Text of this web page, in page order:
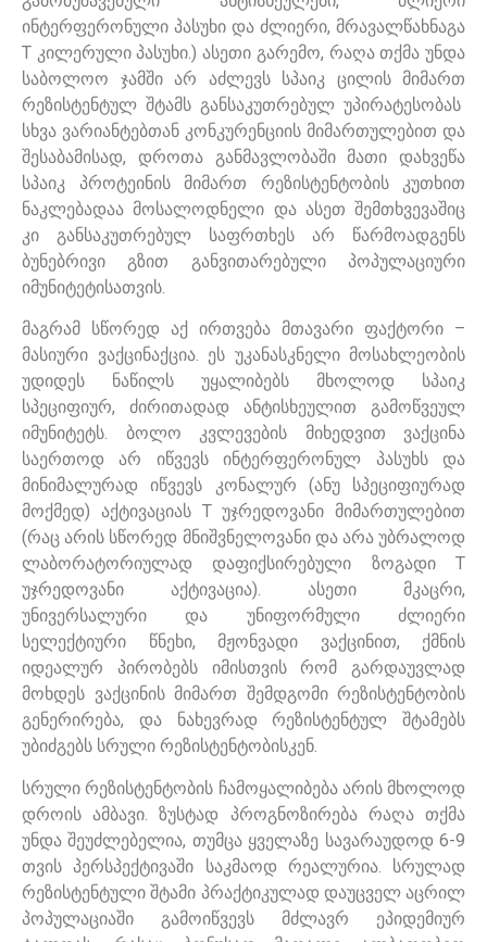
ინტერფერონული პასუხი და ძლიერი, მრავალწახნაგა
T კილერული პასუხი.) ასეთი გარემო, რაღა თქმა უნდა
საბოლოო ჯამში არ აძლევს სპაიკ ცილის მიმართ
რეზისტენტულ შტამს განსაკუთრებულ უპირატესობას
სხვა ვარიანტებთან კონკურენციის მიმართულებით და
შესაბამისად, დროთა განმავლობაში მათი დახვეწა
სპაიკ პროტეინის მიმართ რეზისტენტობის კუთხით
ნაკლებადაა მოსალოდნელი და ასეთ შემთხვევაშიც
კი განსაკუთრებულ საფრთხეს არ წარმოადგენს
ბუნებრივი გზით განვითარებული პოპულაციური
იმუნიტეტისათვის.
მაგრამ სწორედ აქ ირთვება მთავარი ფაქტორი –
მასიური ვაქცინაქცია. ეს უკანასკნელი მოსახლეობის
უდიდეს ნაწილს უყალიბებს მხოლოდ სპაიკ
სპეციფიურ, ძირითადად ანტისხეულით გამოწვეულ
იმუნიტეტს. ბოლო კვლევების მიხედვით ვაქცინა
საერთოდ არ იწვევს ინტერფერონულ პასუხს და
მინიმალურად იწვევს კონალურ (ანუ სპეციფიურად
მოქმედ) აქტივაციას T უჯრედოვანი მიმართულებით
(რაც არის სწორედ მნიშვნელოვანი და არა უბრალოდ
ლაბორატორიულად დაფიქსირებული ზოგადი T
უჯრედოვანი აქტივაცია). ასეთი მკაცრი,
უნივერსალური და უნიფორმული ძლიერი
სელექტიური წნეხი, მჟონვადი ვაქცინით, ქმნის
იდეალურ პირობებს იმისთვის რომ გარდაუვლად
მოხდეს ვაქცინის მიმართ შემდგომი რეზისტენტობის
გენერირება, და ნახევრად რეზისტენტულ შტამებს
უბიძგებს სრული რეზისტენტობისკენ.
სრული რეზისტენტობის ჩამოყალიბება არის მხოლოდ
დროის ამბავი. ზუსტად პროგნოზირება რაღა თქმა
უნდა შეუძლებელია, თუმცა ყველაზე სავარაუდოდ 6-9
თვის პერსპექტივაში საკმაოდ რეალურია. სრულად
რეზისტენტული შტამი პრაქტიკულად დაუცველ აცრილ
პოპულაციაში გამოიწვევს მძლავრ ეპიდემიურ